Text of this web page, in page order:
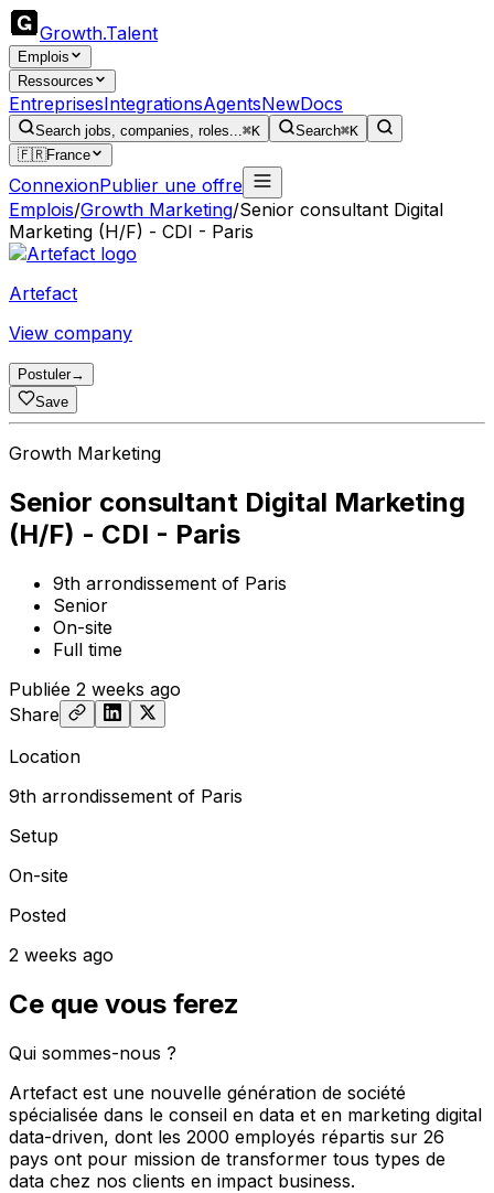
Growth.Talent
Emplois
Ressources
EntreprisesIntegrationsAgentsNewDocs
Search jobs, companies, roles...⌘K Search⌘K
🇫🇷France
ConnexionPublier une offre
Emplois/Growth Marketing/Senior consultant Digital
Marketing (H/F) - CDI - Paris
Artefact
View company
Postuler→
Save
Growth Marketing
Senior consultant Digital Marketing
(H/F) - CDI - Paris
9th arrondissement of Paris
Senior
On-site
Full time
Publiée 2 weeks ago
Share
Location
9th arrondissement of Paris
Setup
On-site
Posted
2 weeks ago
Ce que vous ferez
Qui sommes-nous ?
Artefact est une nouvelle génération de société
spécialisée dans le conseil en data et en marketing digital
data-driven, dont les 2000 employés répartis sur 26
pays ont pour mission de transformer tous types de
data chez nos clients en impact business.